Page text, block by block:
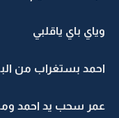
وياي باي ياقلبي
احمد بستغراب من
عمر سحب يد احمد